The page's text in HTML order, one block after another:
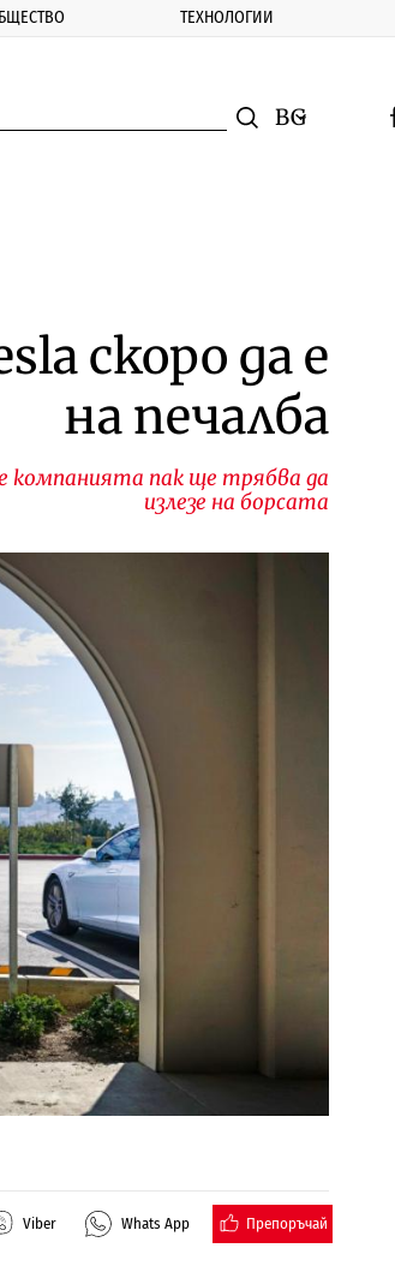
ТЕХНОЛОГИИ
Смяна на
скоро да е
на печалба
компанията пак ще трябва да
излезе на борсата
Viber Whats App Препоръчай